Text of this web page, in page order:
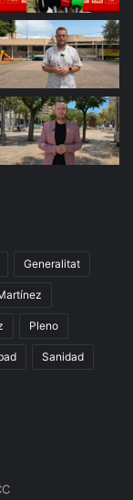
Generalitat
Pleno
Sanidad